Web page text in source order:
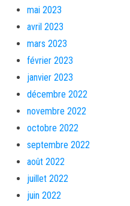
mai 2023
avril 2023
mars 2023
février 2023
janvier 2023
décembre 2022
novembre 2022
octobre 2022
septembre 2022
août 2022
juillet 2022
juin 2022